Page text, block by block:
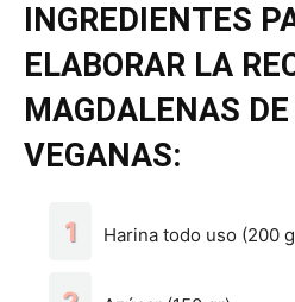
INGREDIENTES
ELABORAR LA
MAGDALENAS
VEGANAS:
Harina todo uso (200